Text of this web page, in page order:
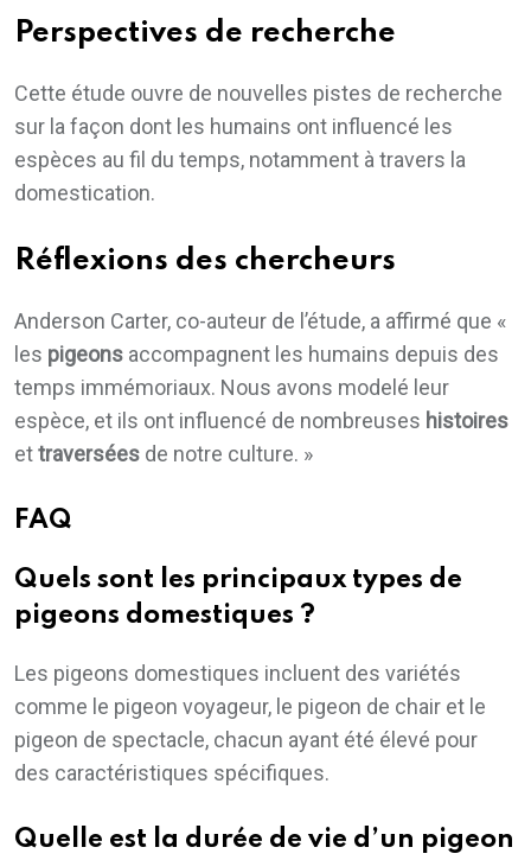
Perspectives de recherche
Cette étude ouvre de nouvelles pistes de recherche
sur la façon dont les humains ont influencé les
espèces au fil du temps, notamment à travers la
domestication.
Réflexions des chercheurs
Anderson Carter, co-auteur de l’étude, a affirmé que «
les pigeons accompagnent les humains depuis des
temps immémoriaux. Nous avons modelé leur
espèce, et ils ont influencé de nombreuses histoires
ettraversées de notre culture. »
FAQ
Quels sont les principaux types de
pigeons domestiques ?
Les pigeons domestiques incluent des variétés
comme le pigeon voyageur, le pigeon de chair et le
pigeon de spectacle, chacun ayant été élevé pour
des caractéristiques spécifiques.
Quelle est la durée de vie d’un pigeon